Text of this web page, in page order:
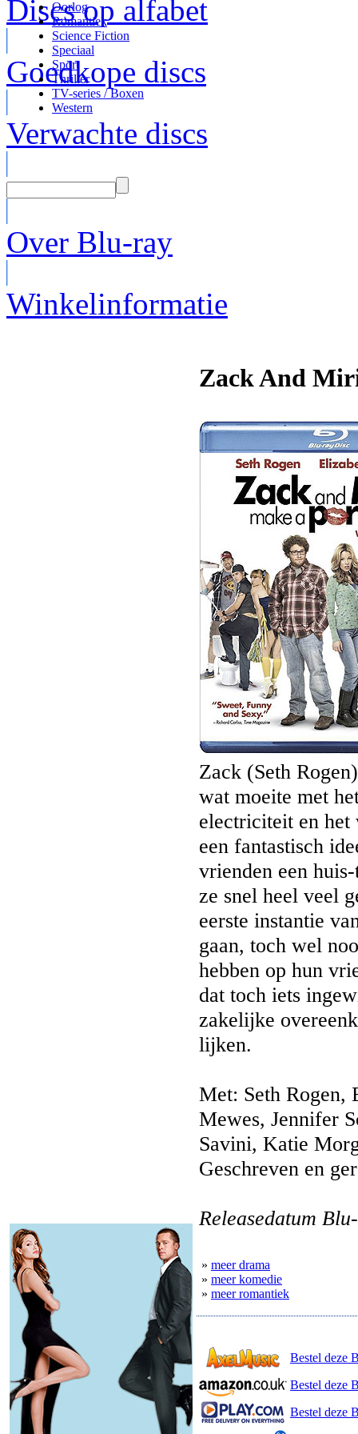
Discs op alfabet
Goedkope discs
Verwachte discs
Over Blu-ray
Winkelinformatie
Oorlog
Romantiek
Science Fiction
Speciaal
Sport
Thriller
TV-series / Boxen
Western
Zack And
Zack (Seth
wat moeite met
electriciteit en het
een fantastisch
vrienden een
ze snel heel veel
eerste instantie
gaan, toch wel
hebben op hun
dat toch iets
zakelijke
lijken.
Met: Seth Rogen,
Mewes, Jennifer
Savini, Katie
Geschreven en
Releasedatum
» meer drama
» meer komedie
» meer romantiek
Bestel deze
Bestel deze
Bestel deze